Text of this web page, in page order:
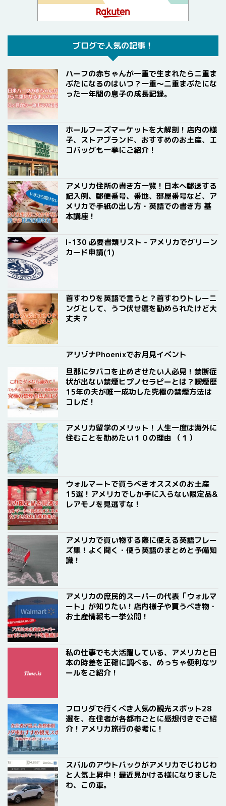
ブログで人気の記事！
ハーフの赤ちゃんが一重で生まれたら二重ま
ぶたになるのはいつ？一重〜二重まぶたにな
った一年間の息子の成長記録。
ホールフーズマーケットを大解剖！店内の様
子、ストアブランド、おすすめのお土産、エ
コバッグも一挙にご紹介！
アメリカ住所の書き方一覧！日本へ郵送する
記入例、郵便番号、番地、部屋番号など、ア
メリカで手紙の出し方・英語での書き方 基
本講座！
I-130 必要書類リスト - アメリカでグリーン
カード申請(1)
首すわりを英語で言うと？首すわりトレーニ
ングとして、うつ伏せ寝を勧められたけど大
丈夫？
アリゾナPhoenixでお月見イベント
旦那にタバコを止めさせたい人必見！禁断症
状が出ない禁煙ヒプノセラピーとは？喫煙歴
15年の夫が唯一成功した究極の禁煙方法は
コレだ！
アメリカ留学のメリット！人生一度は海外に
住むことを勧めたい１０の理由 （１）
ウォルマートで買うべきオススメのお土産
15選！アメリカでしか手に入らない限定品&
レアモノを見逃すな！
アメリカで買い物する際に使える英語フレー
ズ集！よく聞く・使う英語のまとめと予備知
識！
アメリカの庶民的スーパーの代表「ウォルマ
ート」が知りたい！店内様子や買うべき物・
お土産情報も一挙公開！
私の仕事でも大活躍している、アメリカと日
本の時差を正確に調べる、めっちゃ便利なツ
ールをご紹介！
フロリダで行くべき人気の観光スポット28
選を、在住者が各都市ごとに感想付きでご紹
介！アメリカ旅行の参考に！
スバルのアウトバックがアメリカでじわじわ
と人気上昇中！最近見かける様になりました
わ、この車。